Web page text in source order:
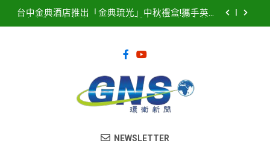
台中金典酒店推出「金典琉光」中秋禮盒!攜手英國
聯打造臺中海線地方創生新品牌
勢公布 點燃台中海線夏日熱潮
臺中港全面導入智慧LED路燈 優化節能成效暨強化
環衛新聞
NEWSLETTER